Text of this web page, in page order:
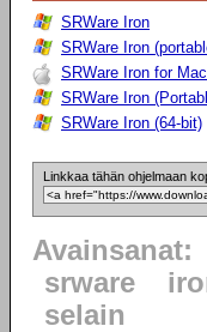
SRWare Iron
SRWare Iron
SRWare Iron for
SRWare Iron
SRWare Iron (64-bit)
Linkkaa tähän ohjelmaan
Avainsanat:
srware
selain